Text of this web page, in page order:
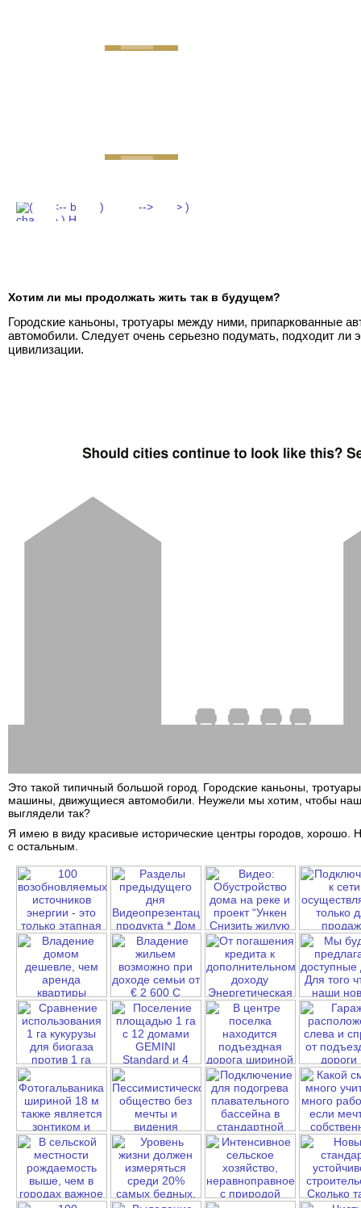
Хотим ли мы продолжать жить так в будущем?
Городские каньоны, тротуары между ними, припаркованные
автомобили. Следует очень серьезно подумать, подходит ли
цивилизации.
Это такой типичный большой город. Городские каньоны,
машины, движущиеся автомобили. Неужели мы хотим, чтобы
выглядели так?
Я имею в виду красивые исторические центры городов, хорошо.
с остальным.